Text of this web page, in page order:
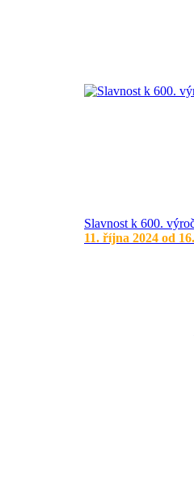
Slavnost k 600.
11. října 2024 od